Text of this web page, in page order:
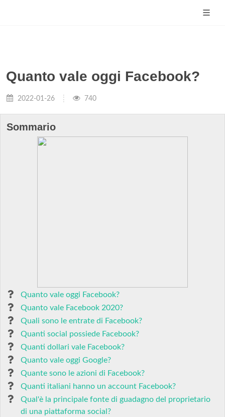
Quanto vale oggi Facebook?
2022-01-26 740
Sommario
Quanto vale oggi Facebook?
Quanto vale Facebook 2020?
Quali sono le entrate di Facebook?
Quanti social possiede Facebook?
Quanti dollari vale Facebook?
Quanto vale oggi Google?
Quante sono le azioni di Facebook?
Quanti italiani hanno un account Facebook?
Qual'è la principale fonte di guadagno del proprietario
di una piattaforma social?